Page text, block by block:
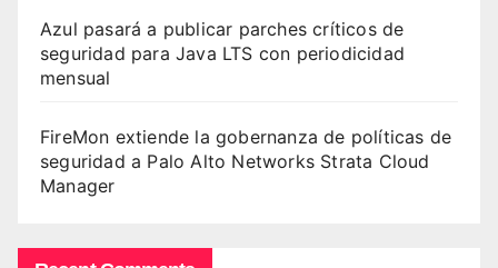
Azul pasará a publicar parches críticos de
seguridad para Java LTS con periodicidad
mensual
FireMon extiende la gobernanza de políticas de
seguridad a Palo Alto Networks Strata Cloud
Manager